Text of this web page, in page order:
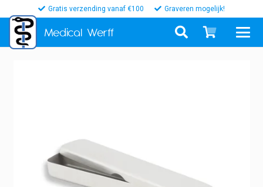
Gratis verzending vanaf €100 Graveren mogelijk!
Medical Werff